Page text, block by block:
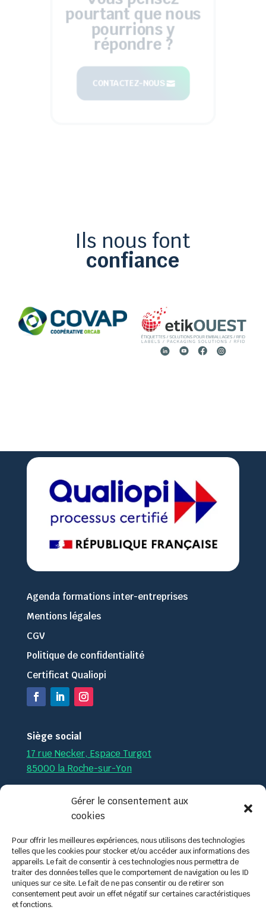
Gérer le consentement aux
cookies
Pour offrir les meilleures expériences, nous utilisons des technologies
telles que les cookies pour stocker et/ou accéder aux informations des
appareils. Le fait de consentir à ces technologies nous permettra de
traiter des données telles que le comportement de navigation ou les ID
uniques sur ce site. Le fait de ne pas consentir ou de retirer son
consentement peut avoir un effet négatif sur certaines caractéristiques
et fonctions.
pourtant que nous
pourrions y
répondre ?
CONTACTEZ-NOUS
Ils nous font
confiance
Agenda formations inter-entreprises
Mentions légales
CGV
Politique de confidentialité
Certificat Qualiopi
Siège social
17 rue Necker, Espace Turgot
85000 la Roche-sur-Yon
Par téléphone : 02.51.36.35.57